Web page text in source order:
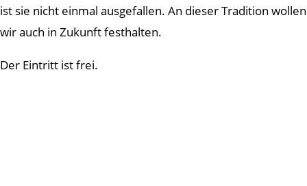
ist sie nicht einmal ausgefallen. An dieser Tradition wollen
wir auch in Zukunft festhalten.
Der Eintritt ist frei.